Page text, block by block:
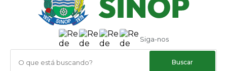
Siga-nos
O que está buscando?